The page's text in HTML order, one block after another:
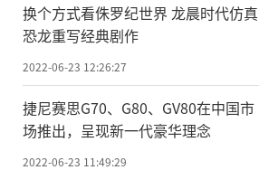
换个方式看侏罗纪世界 龙晨时代仿真
恐龙重写经典剧作
2022-06-23 12:26:27
捷尼赛思G70、G80、GV80在中国市
场推出，呈现新一代豪华理念
2022-06-23 11:49:29